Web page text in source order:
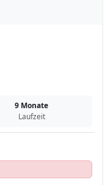
9 Monate
Laufzeit